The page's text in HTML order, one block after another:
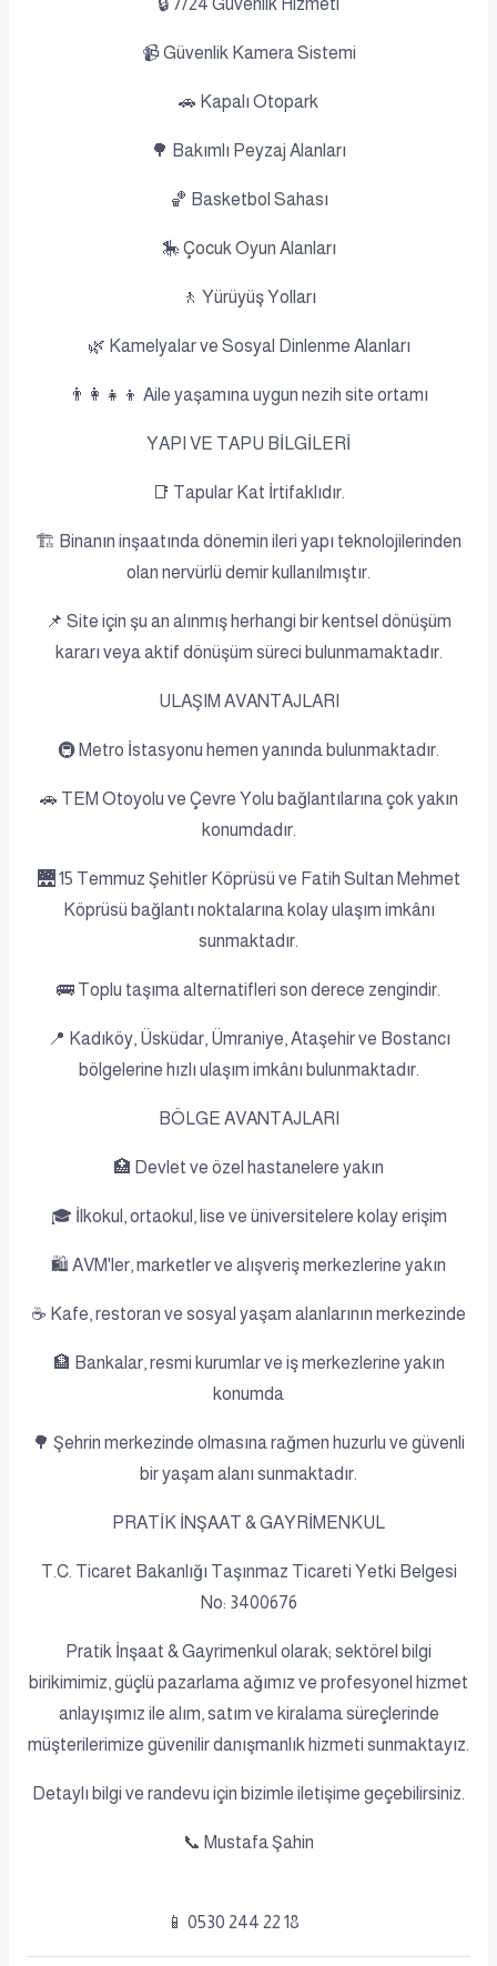
🔒 7/24 Güvenlik Hizmeti
📹 Güvenlik Kamera Sistemi
🚗 Kapalı Otopark
🌳 Bakımlı Peyzaj Alanları
🏀 Basketbol Sahası
🎠 Çocuk Oyun Alanları
🚶 Yürüyüş Yolları
🌿 Kamelyalar ve Sosyal Dinlenme Alanları
👨‍👩‍👧‍👦 Aile yaşamına uygun nezih site ortamı
YAPI VE TAPU BİLGİLERİ
📑 Tapular Kat İrtifaklıdır.
🏗️ Binanın inşaatında dönemin ileri yapı teknolojilerinden
olan nervürlü demir kullanılmıştır.
📌 Site için şu an alınmış herhangi bir kentsel dönüşüm
kararı veya aktif dönüşüm süreci bulunmamaktadır.
ULAŞIM AVANTAJLARI
🚇 Metro İstasyonu hemen yanında bulunmaktadır.
🚗 TEM Otoyolu ve Çevre Yolu bağlantılarına çok yakın
konumdadır.
🌉 15 Temmuz Şehitler Köprüsü ve Fatih Sultan Mehmet
Köprüsü bağlantı noktalarına kolay ulaşım imkânı
sunmaktadır.
🚌 Toplu taşıma alternatifleri son derece zengindir.
📍 Kadıköy, Üsküdar, Ümraniye, Ataşehir ve Bostancı
bölgelerine hızlı ulaşım imkânı bulunmaktadır.
BÖLGE AVANTAJLARI
🏥 Devlet ve özel hastanelere yakın
🎓 İlkokul, ortaokul, lise ve üniversitelere kolay erişim
🛍️ AVM'ler, marketler ve alışveriş merkezlerine yakın
☕ Kafe, restoran ve sosyal yaşam alanlarının merkezinde
🏦 Bankalar, resmi kurumlar ve iş merkezlerine yakın
konumda
🌳 Şehrin merkezinde olmasına rağmen huzurlu ve güvenli
bir yaşam alanı sunmaktadır.
PRATİK İNŞAAT & GAYRİMENKUL
T.C. Ticaret Bakanlığı Taşınmaz Ticareti Yetki Belgesi
No: 3400676
Pratik İnşaat & Gayrimenkul olarak; sektörel bilgi
birikimimiz, güçlü pazarlama ağımız ve profesyonel hizmet
anlayışımız ile alım, satım ve kiralama süreçlerinde
müşterilerimize güvenilir danışmanlık hizmeti sunmaktayız.
Detaylı bilgi ve randevu için bizimle iletişime geçebilirsiniz.
📞 Mustafa Şahin
📱 0530 244 22 18